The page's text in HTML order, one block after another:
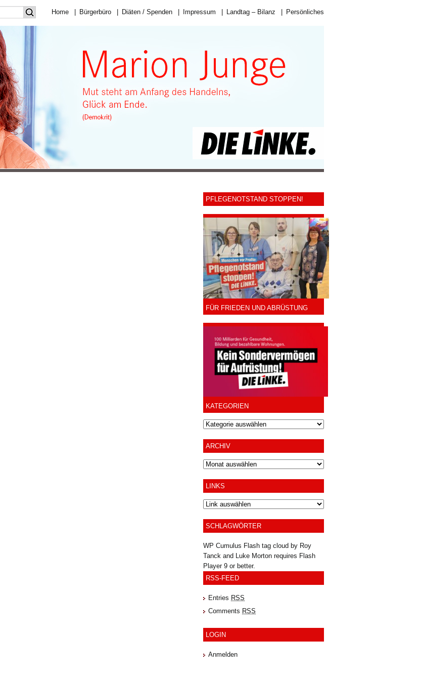
Home Bürgerbüro Diäten / Spenden Impressum Landtag – Bilanz Persönliches
PFLEGENOTSTAND STOPPEN!
FÜR FRIEDEN UND ABRÜSTUNG
KATEGORIEN
ARCHIV
Archiv
LINKS
SCHLAGWÖRTER
WP Cumulus Flash tag cloud by Roy
Tanck and Luke Morton requires Flash
Player9 or better.
RSS-FEED
Entries RSS
Comments RSS
LOGIN
Anmelden